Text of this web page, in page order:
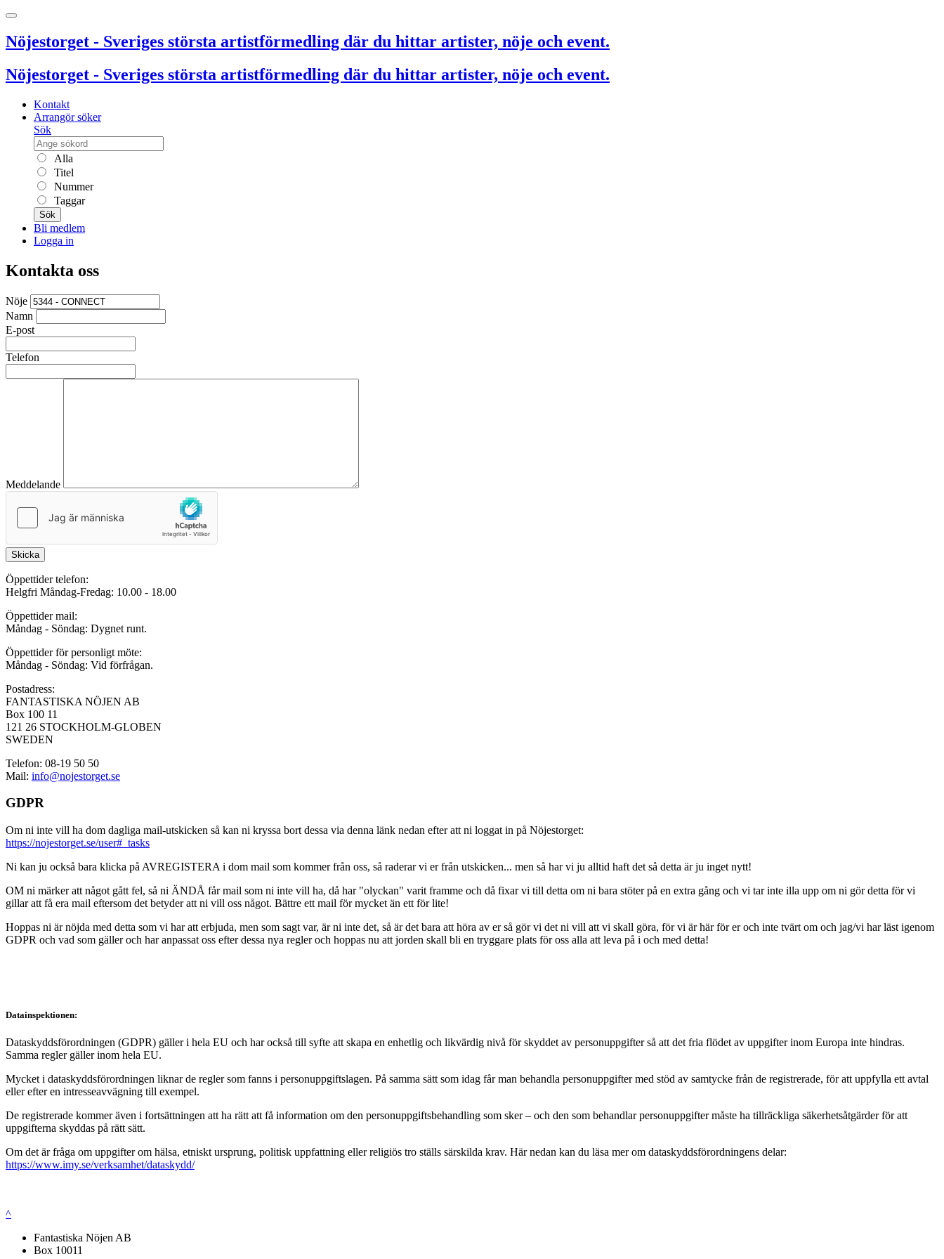
Nöjestorget - Sveriges största artistförmedling där du hittar artister, nöje och event.
Nöjestorget - Sveriges största artistförmedling där du hittar artister, nöje och event.
Kontakt
Arrangör söker
Sök
Alla
Titel
Nummer
Taggar
Sök
Bli medlem
Logga in
Kontakta oss
Nöje
Namn
E-post
Telefon
Meddelande
Skicka
Öppettider telefon:
Helgfri Måndag-Fredag: 10.00 - 18.00
Öppettider mail:
Måndag - Söndag: Dygnet runt.
Öppettider för personligt möte:
Måndag - Söndag: Vid förfrågan.
Postadress:
FANTASTISKA NÖJEN AB
Box 100 11
121 26 STOCKHOLM-GLOBEN
SWEDEN
Telefon: 08-19 50 50
Mail: info@nojestorget.se
GDPR
Om ni inte vill ha dom dagliga mail-utskicken så kan ni kryssa bort dessa via denna länk nedan efter att ni loggat in på Nöjestorget:
https://nojestorget.se/user#_tasks
Ni kan ju också bara klicka på AVREGISTERA i dom mail som kommer från oss, så raderar vi er från utskicken... men så har vi ju alltid haft det så detta är ju inget nytt!
OM ni märker att något gått fel, så ni ÄNDÅ får mail som ni inte vill ha, då har "olyckan" varit framme och då fixar vi till detta om ni bara stöter på en extra gång och vi tar inte illa upp om ni gör detta för vi
gillar att få era mail eftersom det betyder att ni vill oss något. Bättre ett mail för mycket än ett för lite!
Hoppas ni är nöjda med detta som vi har att erbjuda, men som sagt var, är ni inte det, så är det bara att höra av er så gör vi det ni vill att vi skall göra, för vi är här för er och inte tvärt om och jag/vi har läst igenom
GDPR och vad som gäller och har anpassat oss efter dessa nya regler och hoppas nu att jorden skall bli en tryggare plats för oss alla att leva på i och med detta!
Datainspektionen:
Dataskyddsförordningen (GDPR) gäller i hela EU och har också till syfte att skapa en enhetlig och likvärdig nivå för skyddet av personuppgifter så att det fria flödet av uppgifter inom Europa inte hindras.
Samma regler gäller inom hela EU.
Mycket i dataskyddsförordningen liknar de regler som fanns i personuppgiftslagen. På samma sätt som idag får man behandla personuppgifter med stöd av samtycke från de registrerade, för att uppfylla ett avtal
eller efter en intresseavvägning till exempel.
De registrerade kommer även i fortsättningen att ha rätt att få information om den personuppgiftsbehandling som sker – och den som behandlar personuppgifter måste ha tillräckliga säkerhetsåtgärder för att
uppgifterna skyddas på rätt sätt.
Om det är fråga om uppgifter om hälsa, etniskt ursprung, politisk uppfattning eller religiös tro ställs särskilda krav. Här nedan kan du läsa mer om dataskyddsförordningens delar:
https://www.imy.se/verksamhet/dataskydd/
^
Fantastiska Nöjen AB
Box 10011